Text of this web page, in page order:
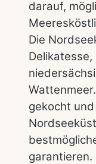
darauf,
Die
gekocht
garantieren.